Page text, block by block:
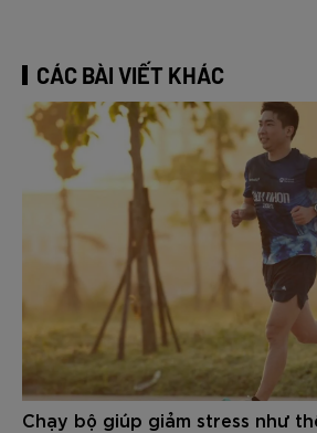
CÁC BÀI VIẾT KHÁC
Chạy bộ giúp giảm stress như